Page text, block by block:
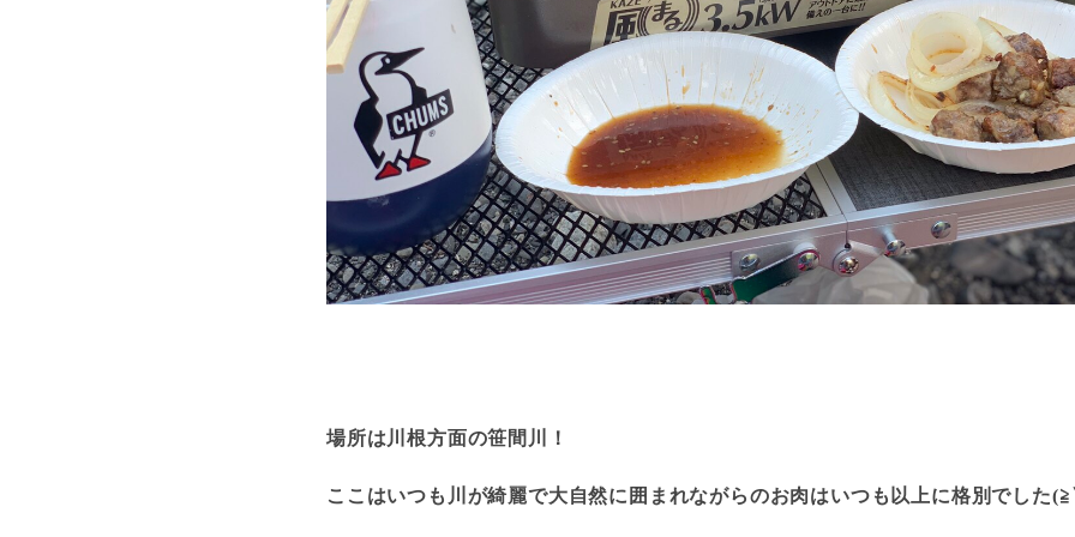
場所は川根方面の笹間川！
ここはいつも川が綺麗で大自然に囲まれながらのお肉はいつも以上に格別でした